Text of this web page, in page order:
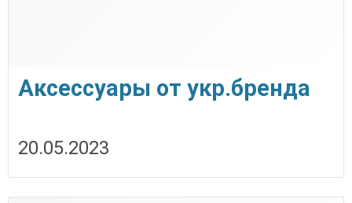
Аксессуары от укр.бренда
20.05.2023